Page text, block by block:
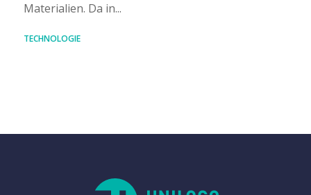
Materialien. Da in...
TECHNOLOGIE